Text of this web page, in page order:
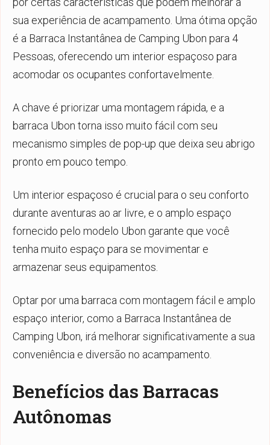
sua experiência de acampamento. Uma ótima opção
é a Barraca Instantânea de Camping Ubon para 4
Pessoas, oferecendo um interior espaçoso para
acomodar os ocupantes confortavelmente.
A chave é priorizar uma montagem rápida, e a
barraca Ubon torna isso muito fácil com seu
mecanismo simples de pop-up que deixa seu abrigo
pronto em pouco tempo.
Um interior espaçoso é crucial para o seu conforto
durante aventuras ao ar livre, e o amplo espaço
fornecido pelo modelo Ubon garante que você
tenha muito espaço para se movimentar e
armazenar seus equipamentos.
Optar por uma barraca com montagem fácil e amplo
espaço interior, como a Barraca Instantânea de
Camping Ubon, irá melhorar significativamente a sua
conveniência e diversão no acampamento.
Benefícios das Barracas
Autônomas